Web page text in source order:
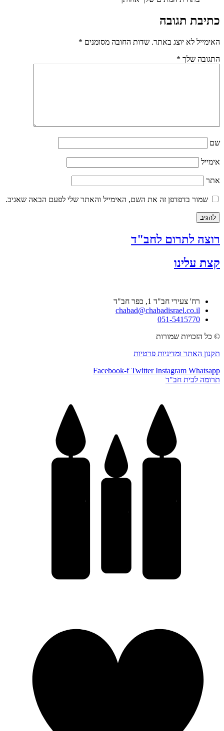
כתיבת תגובה
האימייל לא יוצג באתר. שדות החובה מסומנים *
התגובה שלך *
שם
אימייל
אתר
שמור בדפדפן זה את השם, האימייל והאתר שלי לפעם הבאה שאגיב.
רוצה לתרום לחב"ד
קצת עלינו
רח' צעירי חב"ד 1, כפר חב"ד
chabad@chabadisrael.co.il
051-5415770
© כל הזכויות שמורות
תקנון האתר ומדיניות פרטיות
Facebook-f Twitter Instagram Whatsapp
תרומה לבית חב"ד